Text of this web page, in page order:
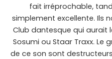
fait irréprochable,
simplement excellente. Ils
Club dantesque qui aurait
Sosumi ou Staar Traxx. Le
de ce son sont